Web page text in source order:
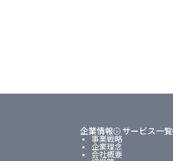
企業情報
事業戦略
企業理念
会社概要
サービス一覧